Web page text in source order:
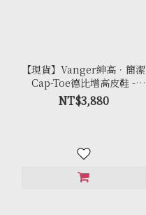
【現貨】Vanger紳高．簡潔
Cap-Toe德比增高皮鞋 -
Va254黑
NT$3,880